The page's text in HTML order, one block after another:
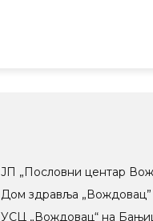
ЈП „Пословни центар
Дом здравља „Вождовац”
УСЦ „Вождовац“ на